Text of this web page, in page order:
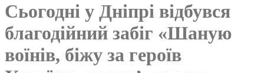
Сьогодні у Дніпрі відбувся
благодійний забіг «Шаную
воїнів, біжу за героїв